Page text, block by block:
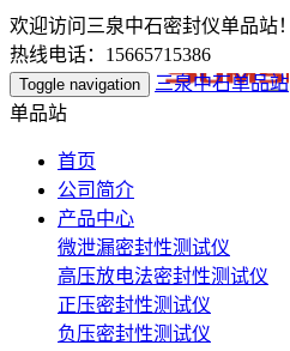
欢迎访问三泉中石密封仪单品站！
热线电话：15665715386
Toggle navigation
三泉中石单品站
单品站
首页
公司简介
产品中心
微泄漏密封性测试仪
高压放电法密封性测试仪
正压密封性测试仪
负压密封性测试仪